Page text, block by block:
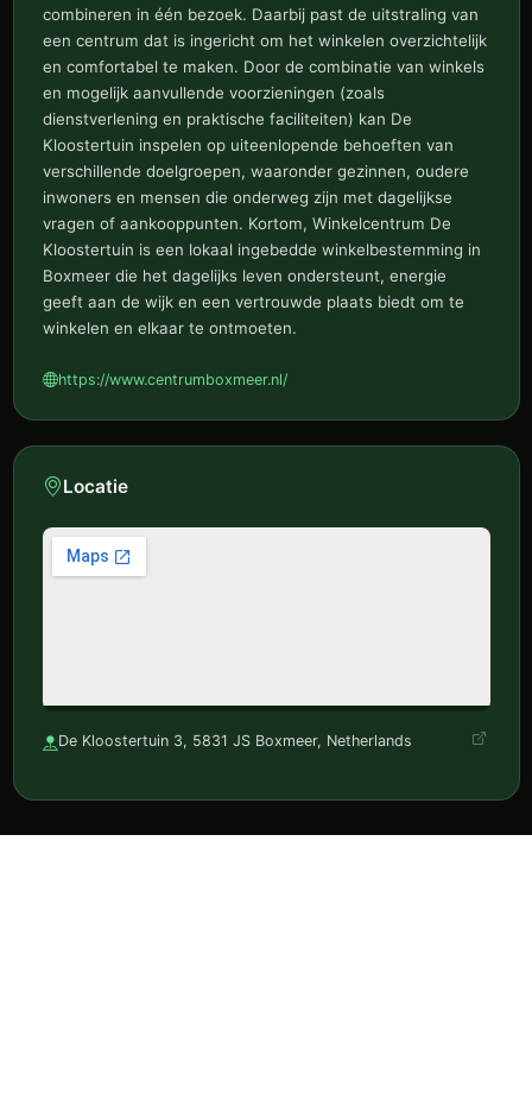
combineren in één bezoek. Daarbij past de uitstraling van
een centrum dat is ingericht om het winkelen overzichtelijk
en comfortabel te maken. Door de combinatie van winkels
en mogelijk aanvullende voorzieningen (zoals
dienstverlening en praktische faciliteiten) kan De
Kloostertuin inspelen op uiteenlopende behoeften van
verschillende doelgroepen, waaronder gezinnen, oudere
inwoners en mensen die onderweg zijn met dagelijkse
vragen of aankooppunten. Kortom, Winkelcentrum De
Kloostertuin is een lokaal ingebedde winkelbestemming in
Boxmeer die het dagelijks leven ondersteunt, energie
geeft aan de wijk en een vertrouwde plaats biedt om te
winkelen en elkaar te ontmoeten.
https://www.centrumboxmeer.nl/
Locatie
De Kloostertuin 3, 5831 JS Boxmeer, Netherlands